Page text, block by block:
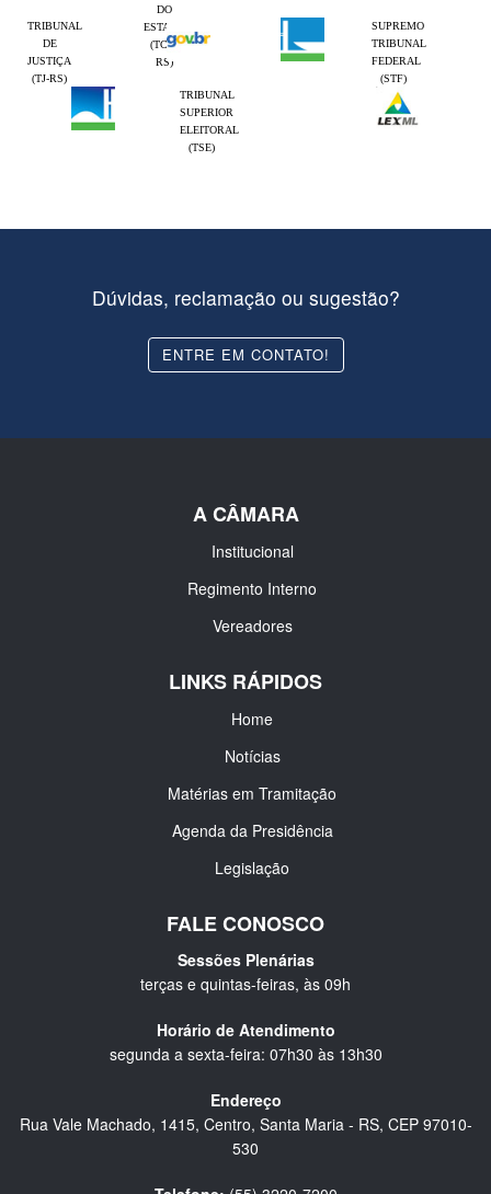
DO
ESTADO
(TCE-
RS)
TRIBUNAL
DE
JUSTIÇA
(TJ-RS)
SUPREMO
TRIBUNAL
FEDERAL
(STF)
TRIBUNAL
SUPERIOR
ELEITORAL
(TSE)
Dúvidas, reclamação ou sugestão?
ENTRE EM CONTATO!
A CÂMARA
Institucional
Regimento Interno
Vereadores
LINKS RÁPIDOS
Home
Notícias
Matérias em Tramitação
Agenda da Presidência
Legislação
FALE CONOSCO
Sessões Plenárias
terças e quintas-feiras, às 09h
Horário de Atendimento
segunda a sexta-feira: 07h30 às 13h30
Endereço
Rua Vale Machado, 1415, Centro, Santa Maria - RS, CEP 97010-
530